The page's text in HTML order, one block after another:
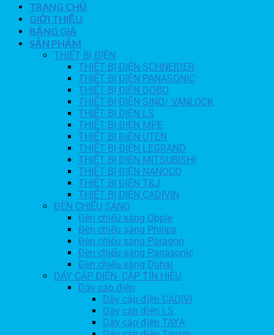
TRANG CHỦ
GIỚI THIỆU
BẢNG GIÁ
SẢN PHẨM
THIẾT BỊ ĐIỆN
THIẾT BỊ ĐIỆN SCHNEIDER
THIẾT BỊ ĐIỆN PANASONIC
THIẾT BỊ ĐIỆN DOBO
THIẾT BỊ ĐIỆN SINO/ VANLOCK
THIẾT BỊ ĐIỆN LS
THIẾT BỊ ĐIỆN MPE
THIẾT BỊ ĐIỆN UTEN
THIẾT BỊ ĐIỆN LEGRAND
THIẾT BỊ ĐIỆN MITSUBISHI
THIẾT BỊ ĐIỆN NANOCO
THIẾT BỊ ĐIỆN T&J
THIẾT BỊ ĐIỆN CADIVIN
ĐÈN CHIẾU SÁNG
Đèn chiếu sáng Opple
Đèn chiếu sáng Philips
Đèn chiếu sáng Paragon
Đèn chiếu sáng Panasonic
Đèn chiếu sáng Duhal
DÂY CÁP ĐIỆN- CÁP TÍN HIỆU
Dây cáp điện
Dây cáp điện CADIVI
Dây cáp điện LS
Dây cáp điện TAYA